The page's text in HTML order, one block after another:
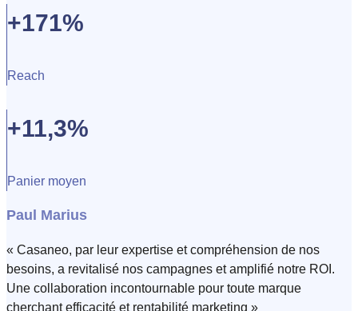
+171%
Reach
+11,3%
Panier moyen
Paul Marius
« Casaneo, par leur expertise et compréhension de nos
besoins, a revitalisé nos campagnes et amplifié notre ROI.
Une collaboration incontournable pour toute marque
cherchant efficacité et rentabilité marketing »